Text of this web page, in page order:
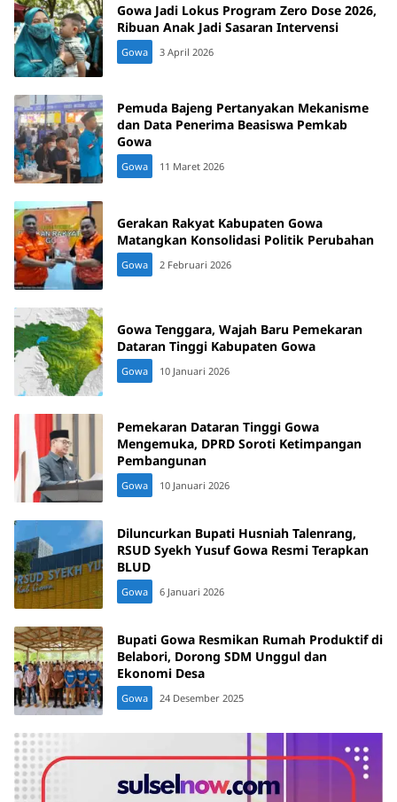
Gowa Jadi Lokus Program Zero Dose 2026,
Ribuan Anak Jadi Sasaran Intervensi
Gowa 3 April 2026
Pemuda Bajeng Pertanyakan Mekanisme
dan Data Penerima Beasiswa Pemkab
Gowa
Gowa 11 Maret 2026
Gerakan Rakyat Kabupaten Gowa
Matangkan Konsolidasi Politik Perubahan
Gowa 2 Februari 2026
Gowa Tenggara, Wajah Baru Pemekaran
Dataran Tinggi Kabupaten Gowa
Gowa 10 Januari 2026
Pemekaran Dataran Tinggi Gowa
Mengemuka, DPRD Soroti Ketimpangan
Pembangunan
Gowa 10 Januari 2026
Diluncurkan Bupati Husniah Talenrang,
RSUD Syekh Yusuf Gowa Resmi Terapkan
BLUD
Gowa 6 Januari 2026
Bupati Gowa Resmikan Rumah Produktif di
Belabori, Dorong SDM Unggul dan
Ekonomi Desa
Gowa 24 Desember 2025